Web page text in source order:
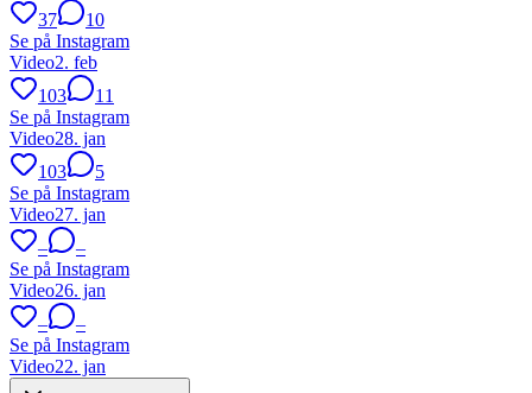
37
10
Se på Instagram
Video2. feb
103
11
Se på Instagram
Video28. jan
103
5
Se på Instagram
Video27. jan
–
–
Se på Instagram
Video26. jan
–
–
Se på Instagram
Video22. jan